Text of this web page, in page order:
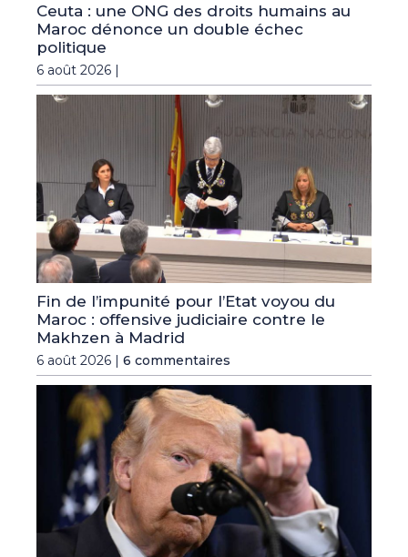
Ceuta : une ONG des droits humains au
Maroc dénonce un double échec
politique
6 août 2026 |
Fin de l’impunité pour l’Etat voyou du
Maroc : offensive judiciaire contre le
Makhzen à Madrid
6 août 2026 | 6 commentaires